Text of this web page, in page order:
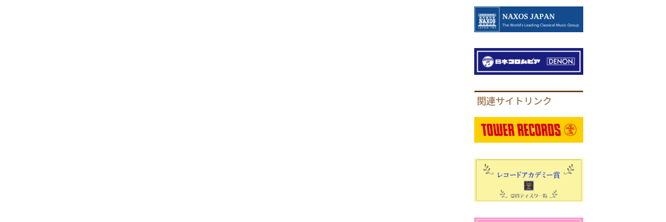
関連サイトリンク